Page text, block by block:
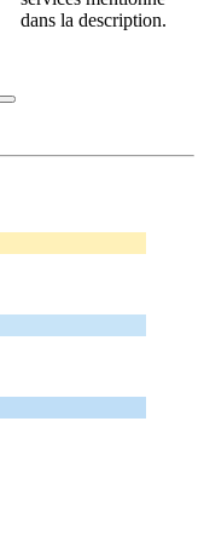
dans la description.